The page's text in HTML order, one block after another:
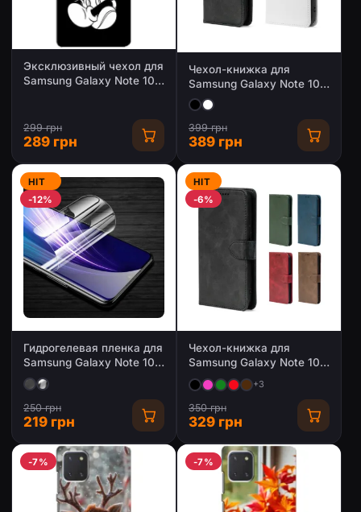
Эксклюзивный чехол для
Samsung Galaxy Note 10
299 грн
289 грн
Чехол-книжка для
Samsung Galaxy Note 10
Lite
399 грн
389 грн
HIT
-12%
Гидрогелевая пленка для
Samsung Galaxy Note 10
Lite (Глянцевая /
Матовая)
250 грн
219 грн
HIT
-6%
Чехол-книжка для
Samsung Galaxy Note 10
Lite с магнитной
застежкой
+3
350 грн
329 грн
-7% -7%